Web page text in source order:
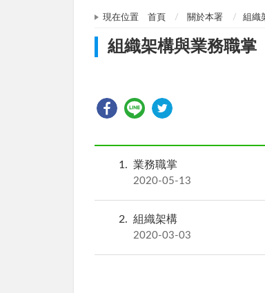
現在位置 首頁 關於本署 組織
組織架構與業務職掌
1 業務職掌
2020-05-13
2 組織架構
2020-03-03